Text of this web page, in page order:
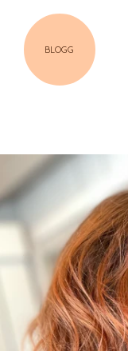
BLOGG